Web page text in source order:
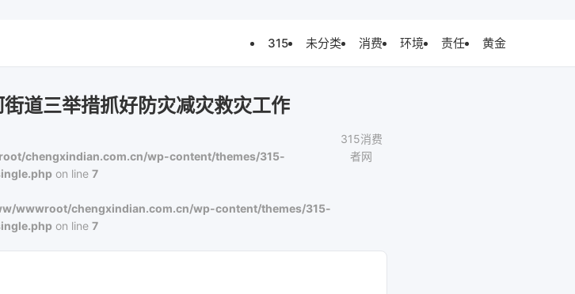
315 未分类 消费 环境 责任 黄金
道三举措抓好防灾减灾救灾工作
chengxindian.com.cn/wp-content/themes/315-
on line7
wwwroot/chengxindian.com.cn/wp-content/themes/315-
on line7
315消费
者网